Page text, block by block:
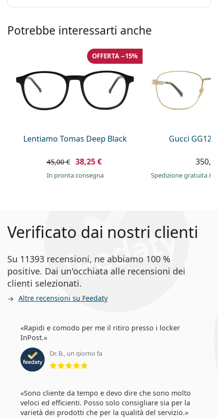
Potrebbe interessarti anche
Lentiamo Tomas Deep Black
OFFERTA −15%
45,00 € 38,25 €
in pronta consegna
Gucci
Spedizione gratuita&
Verificato dai nostri clienti
Su 11393 recensioni, ne abbiamo 100 %
positive. Dai un'occhiata alle recensioni dei
clienti selezionati.
Altre recensioni su Feedaty
Rapidi e comodo per me il ritiro presso i locker
InPost.
Dr. B., un giorno fa
Sono cliente da tempo e devo dire che sono molto
veloci ed efficienti. Posso solo consigliare sia per la
varietà dei prodotti che per la qualità del servizio.